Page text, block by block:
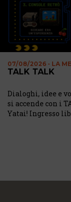
07/08/2026 - LA
TALK TALK
Dialoghi, idee e
si accende con i
Yatai! Ingresso